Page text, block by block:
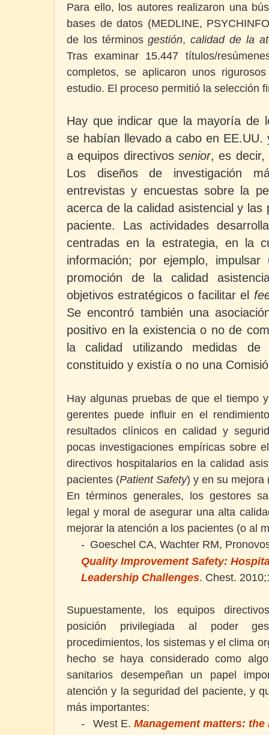
Para ello, los autores realizaron una
bases de datos (MEDLINE,
de los términosgestión,calidad de la
Tras examinar 15.447 títulos/
completos, se aplicaron unos
estudio. El proceso permitió la selección
Hay que indicar que la mayoría de
se habían llevado a cabo en
a equipos directivossenior, es decir,
Los diseños de investigación
entrevistas y encuestas sobre la
acerca de la calidad asistencial y las
paciente. Las actividades
centradas en la estrategia, en la
información; por ejemplo,
promoción de la calidad
objetivos estratégicos o facilitar el
Se encontró también una
positivo en la existencia o no de
la calidad utilizando medidas
constituido y existía o no una
Hay algunas pruebas de que el tiempo
gerentes puede influir en el
resultados clínicos en calidad y
pocas investigaciones empíricas sobre
directivos hospitalarios en la calidad
pacientes (Patient Safety) y en su mejora
En términos generales, los gestores
legal y moral de asegurar una alta
mejorar la atención a los pacientes (o al
- Goeschel CA, Wachter RM,
Quality Improvement Safety:
Leadership Challenges. Chest.
Supuestamente, los equipos
posición privilegiada al poder
procedimientos, los sistemas y el clima
hecho se haya considerado como
sanitarios desempeñan un papel
atención y la seguridad del paciente, y
más importantes:
- West E. Management matters: